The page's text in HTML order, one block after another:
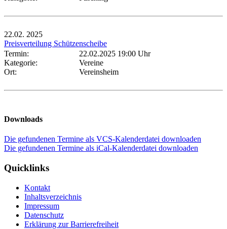
22.02. 2025
Preisverteilung Schützenscheibe
Termin:
22.02.2025 19:00 Uhr
Kategorie:
Vereine
Ort:
Vereinsheim
Downloads
Die gefundenen Termine als VCS-Kalenderdatei downloaden
Die gefundenen Termine als iCal-Kalenderdatei downloaden
Quicklinks
Kontakt
Inhaltsverzeichnis
Impressum
Datenschutz
Erklärung zur Barrierefreiheit